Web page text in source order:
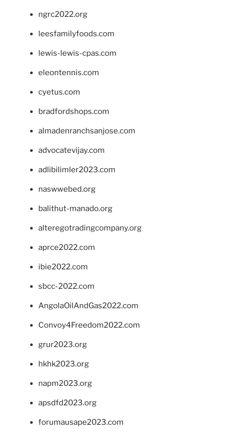
ngrc2022.org
leesfamilyfoods.com
lewis-lewis-cpas.com
eleontennis.com
cyetus.com
bradfordshops.com
almadenranchsanjose.com
advocatevijay.com
adlibilimler2023.com
naswwebed.org
balithut-manado.org
alteregotradingcompany.org
aprce2022.com
ibie2022.com
sbcc-2022.com
AngolaOilAndGas2022.com
Convoy4Freedom2022.com
grur2023.org
hkhk2023.org
napm2023.org
apsdfd2023.org
forumausape2023.com